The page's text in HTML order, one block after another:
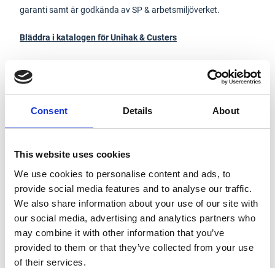
Consent Details About
This website uses cookies
We use cookies to personalise content and ads, to
provide social media features and to analyse our traffic.
We also share information about your use of our site with
our social media, advertising and analytics partners who
may combine it with other information that you’ve
provided to them or that they’ve collected from your use
of their services.
garanti samt är godkända av SP & arbetsmiljöverket.
Bläddra i katalogen för Unihak & Custers
Alhak, Ihak
AFS 2013:4 §41 skall följas vid blandning med andra
typgodkända ställningar.
Vid beställning av 15 eller fler lösa delar så som balkar, spiror,
stolpar mm så bör även transporthäck beställas. Du kommer
ha nytta av den! Vid beställning av kompletta paket ingår
häck/häckar.
Ställningsutbildning
Privatpersoner som bygger ställning för eget bruk har